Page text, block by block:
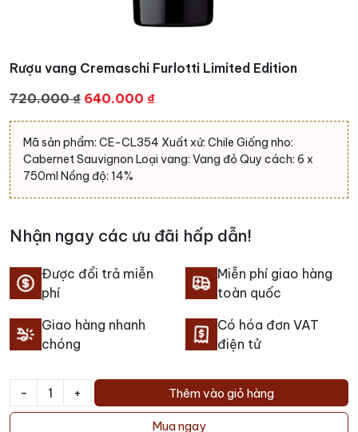
Rượu vang Cremaschi Furlotti Limited Edition
720.000₫ Giá
gốc
là:
720.000 ₫.
640.000 ₫Giá
hiện
tại
là:
Mã sản phẩm: CE-CL354 Xuất xứ: Chile Giống nho:
Cabernet Sauvignon Loại vang: Vang đỏ Quy cách: 6 x
750ml Nồng độ: 14%
Nhận ngay các ưu đãi hấp dẫn!
Được đổi trả miễn
phí
Miễn phí giao hàng
toàn quốc
Giao hàng nhanh
chóng
Có hóa đơn VAT
điện tử
-
Rượu
+ Thêm vào giỏ hàng
Mua ngay